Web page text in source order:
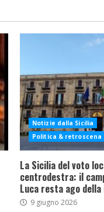
Notizie dalla Sicilia
Politica & retroscena
La Sicilia del voto
centrodestra: il
Luca resta ago
9 giugno 2026